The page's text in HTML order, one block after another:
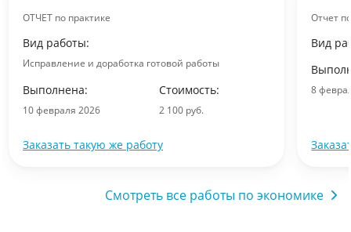
ОТЧЕТ по практике
Вид работы:
Исправление и доработка готовой работы
Выполнена:
10 февраля 2026
Стоимость:
2 100 руб.
Заказать такую же работу
Отчет
Вид
8
Смотреть все работы по экономике